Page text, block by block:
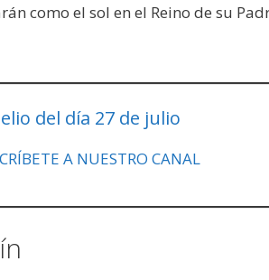
como el sol en el Reino de su
del día 27 de julio
A NUESTRO CANAL